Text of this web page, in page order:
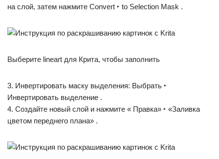
на слой, затем нажмите Convert ‣ to Selection Mask .
Выберите lineart для Крита, чтобы заполнить
3. Инвертировать маску выделения: Выбрать ‣
Инвертировать выделение .
4. Создайте новый слой и нажмите « Правка» ‣ «Заливка
цветом переднего плана» .